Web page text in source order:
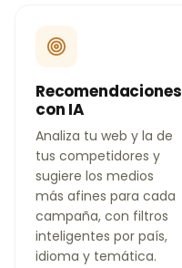
Recomendaciones
con IA
Analiza tu web y la de
tus competidores y
sugiere los medios
más afines para cada
campaña, con filtros
inteligentes por país,
idioma y temática.